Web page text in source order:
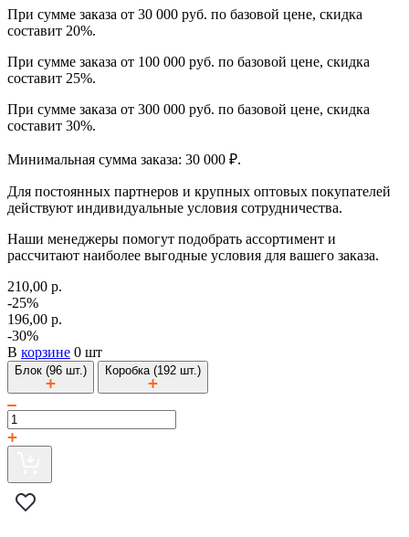
При сумме заказа от 30 000 руб. по базовой цене, скидка
составит 20%.
При сумме заказа от 100 000 руб. по базовой цене, скидка
составит 25%.
При сумме заказа от 300 000 руб. по базовой цене, скидка
составит 30%.
Минимальная сумма заказа: 30 000 ₽.
Для постоянных партнеров и крупных оптовых покупателей
действуют индивидуальные условия сотрудничества.
Наши менеджеры помогут подобрать ассортимент и
рассчитают наиболее выгодные условия для вашего заказа.
210,00 р.
-25%
196,00 р.
-30%
В корзине 0 шт
Блок (96 шт.) Коробка (192 шт.)